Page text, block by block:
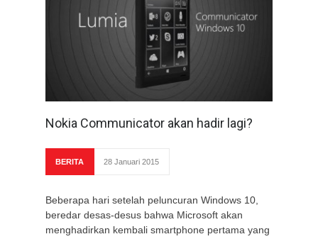
Nokia Communicator akan hadir lagi?
BERITA 28 Januari 2015
Beberapa hari setelah peluncuran Windows 10,
beredar desas-desus bahwa Microsoft akan
menghadirkan kembali smartphone pertama yang